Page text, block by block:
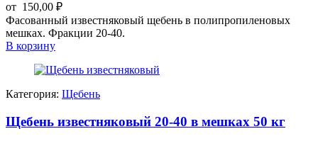
от 150,00 ₽
Фасованный известняковый щебень в полипропиленовых
мешках. Фракции 20-40.
В корзину
Категория: Щебень
Щебень известняковый 20-40 в мешках 50 кг